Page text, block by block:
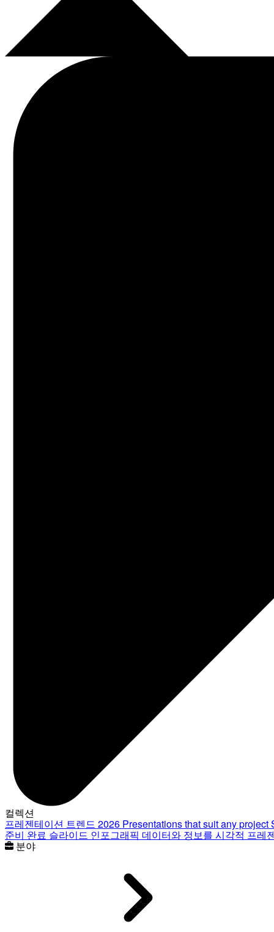
컬렉션
프레젠테이션 트렌드 2026 Presentations that suit any project
준비 완료 슬라이드 인포그래픽 데이터와 정보를 시각적 프레
분야